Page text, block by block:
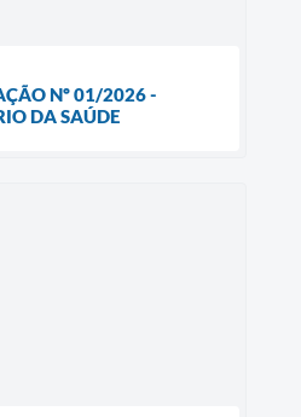
Nº 01/2026 -
DA SAÚDE